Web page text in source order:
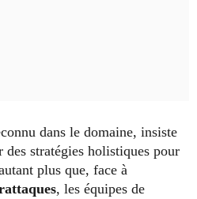
dans le domaine, insiste
des stratégies holistiques pour
plus que, face à
, les équipes de